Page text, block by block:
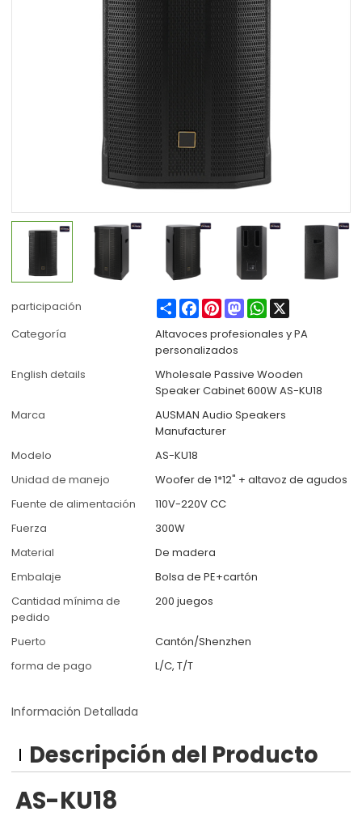
participación ShareFacebook
PinterestMastodonWhatsApp
Categoría
Altavoces profesionales y PA
personalizados
English details
Wholesale Passive Wooden
Speaker Cabinet 600W AS-KU18
Marca
AUSMAN Audio Speakers
Manufacturer
Modelo
AS-KU18
Unidad de manejo
Woofer de 1*12" + altavoz de agudos
Fuente de alimentación
110V-220V CC
Fuerza
300W
Material
De madera
Embalaje
Bolsa de PE+cartón
Cantidad mínima de
pedido
200 juegos
Puerto
Cantón/Shenzhen
forma de pago
L/C, T/T
Información Detallada
Descripción del Producto
AS-KU18